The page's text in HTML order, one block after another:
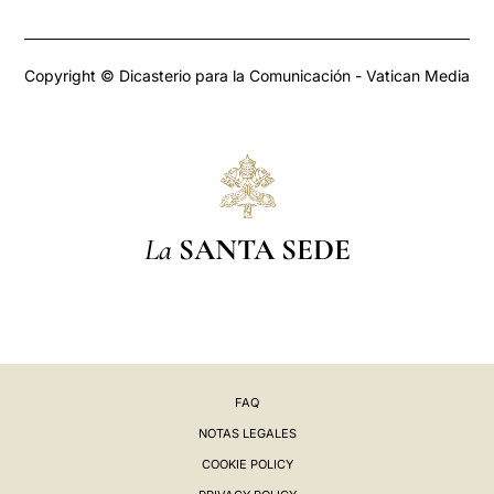
Copyright © Dicasterio para la Comunicación - Vatican Media
La SANTA SEDE
FAQ
NOTAS LEGALES
COOKIE POLICY